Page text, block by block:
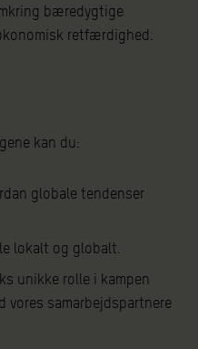
bæredygtige
retfærdighed.
kan du:
globale tendenser
lokalt og globalt.
unikke rolle i kampen
vores samarbejdspartnere